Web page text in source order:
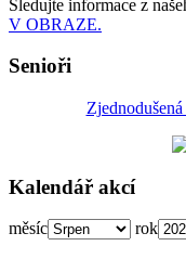
Sledujte informace z
V OBRAZE.
Senioři
Kalendář akcí
měsíc rok